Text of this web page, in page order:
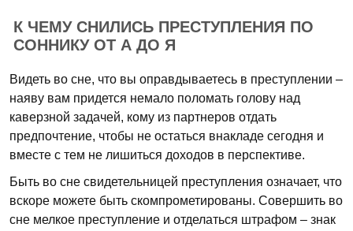
К ЧЕМУ СНИЛИСЬ ПРЕСТУПЛЕНИЯ ПО
СОННИКУ ОТ А ДО Я
Видеть во сне, что вы оправдываетесь в преступлении –
наяву вам придется немало поломать голову над
каверзной задачей, кому из партнеров отдать
предпочтение, чтобы не остаться внакладе сегодня и
вместе с тем не лишиться доходов в перспективе.
Быть во сне свидетельницей преступления означает, что
вскоре можете быть скомпрометированы. Совершить во
сне мелкое преступление и отделаться штрафом – знак